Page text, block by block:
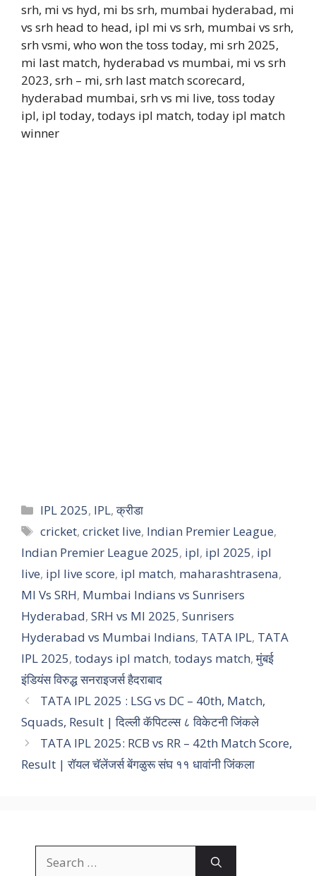
srh, mi vs hyd, mi bs srh, mumbai hyderabad, mi
vs srh head to head, ipl mi vs srh, mumbai vs srh,
srh vsmi, who won the toss today, mi srh 2025,
mi last match, hyderabad vs mumbai, mi vs srh
2023, srh – mi, srh last match scorecard,
hyderabad mumbai, srh vs mi live, toss today
ipl, ipl today, todays ipl match, today ipl match
winner
IPL 2025, IPL,क्रीडा
cricket,cricket live, Indian Premier League,
Indian Premier League 2025, ipl, ipl 2025, ipl
live, ipl live score, ipl match, maharashtrasena,
MI Vs SRH, Mumbai Indians vs Sunrisers
Hyderabad, SRH vs MI 2025, Sunrisers
Hyderabad vs Mumbai Indians, TATA IPL, TATA
IPL 2025, todays ipl match, todays match,मुंबई
इंडियंस विरुद्ध सनराइजर्स हैदराबाद
TATA IPL 2025 : LSG vs DC – 40th, Match,
Squads, Result | दिल्ली कॅपिटल्स ८ विकेटनी जिंकले
TATA IPL 2025: RCB vs RR – 42th Match Score,
Result | रॉयल चॅलेंजर्स बेंगळुरू संघ ११ धावांनी जिंकला